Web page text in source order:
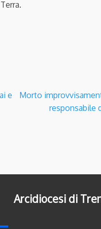
e
Morto
responsabile
Arcidiocesi di